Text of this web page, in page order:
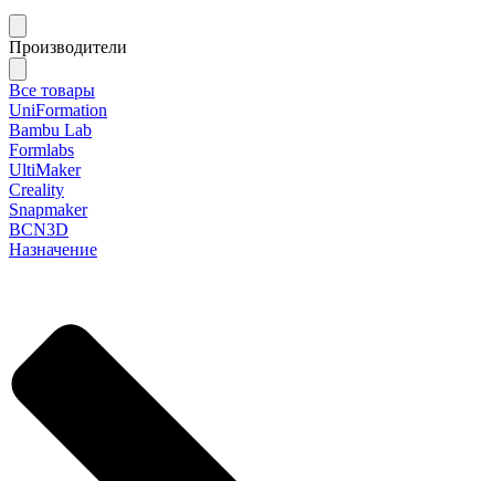
Производители
Все товары
UniFormation
Bambu Lab
Formlabs
UltiMaker
Creality
Snapmaker
BCN3D
Назначение